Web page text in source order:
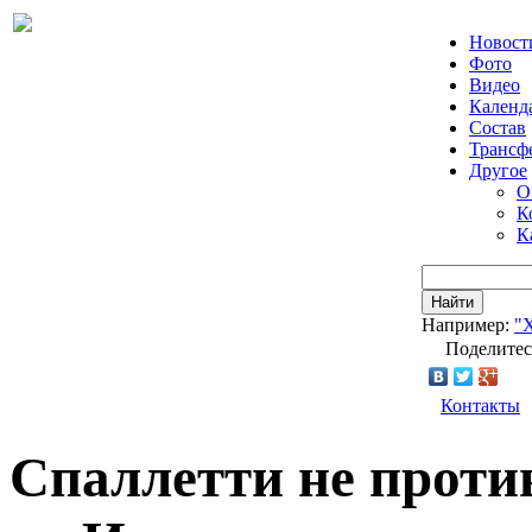
Фото
Видео
Состав
Другое
О
Найти
Например:
Контакты
Спаллетти не